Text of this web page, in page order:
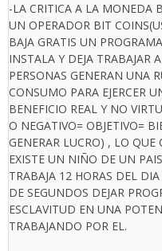
-LA CRITICA A LA MONEDA
UN OPERADOR BIT
BAJA GRATIS UN
INSTALA Y DEJA TRABAJAR
PERSONAS GENERAN UNA
CONSUMO PARA EJERCER
BENEFICIO REAL Y NO
O NEGATIVO= OBJETIVO=
GENERAR LUCRO) , LO QUE
EXISTE UN NIÑO DE UN
TRABAJA 12 HORAS DEL
DE SEGUNDOS DEJAR
ESCLAVITUD EN UNA
TRABAJANDO POR EL.